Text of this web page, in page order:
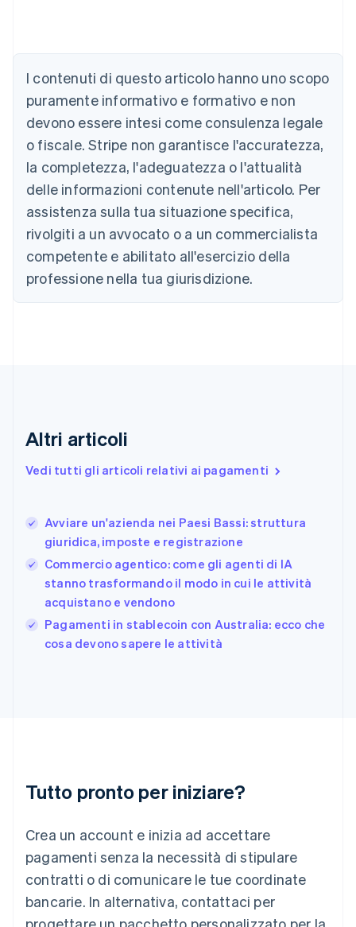
I contenuti di questo articolo hanno uno scopo
puramente informativo e formativo e non
devono essere intesi come consulenza legale
o fiscale. Stripe non garantisce l'accuratezza,
la completezza, l'adeguatezza o l'attualità
delle informazioni contenute nell'articolo. Per
assistenza sulla tua situazione specifica,
rivolgiti a un avvocato o a un commercialista
competente e abilitato all'esercizio della
professione nella tua giurisdizione.
Altri articoli
Vedi tutti gli articoli relativi ai pagamenti
Avviare un'azienda nei Paesi Bassi: struttura
giuridica, imposte e registrazione
Commercio agentico: come gli agenti di IA
stanno trasformando il modo in cui le attività
acquistano e vendono
Pagamenti in stablecoin con Australia: ecco che
cosa devono sapere le attività
Tutto pronto per iniziare?
Crea un account e inizia ad accettare
pagamenti senza la necessità di stipulare
contratti o di comunicare le tue coordinate
bancarie. In alternativa, contattaci per
English
DeutschEnglish
Belgio
Nederlands Français English
Brasile
PortuguêsEnglish
Bulgaria
Canada
EnglishFrançais
Cina continentale
简体中文English
Cipro
Finlandia
Francia
DeutschEnglish
Giappone
日本語 English
English
Grecia
English
India
Lituania
Lussemburgo
Deutsch English
Malaysia
English 简体中文
Malta